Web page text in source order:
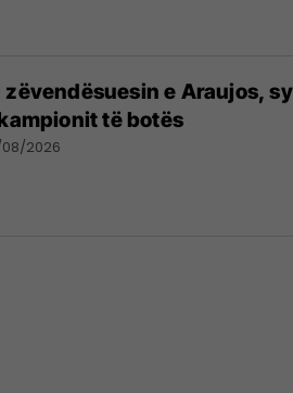
zëvendësuesin e Araujos,
të botës
2026